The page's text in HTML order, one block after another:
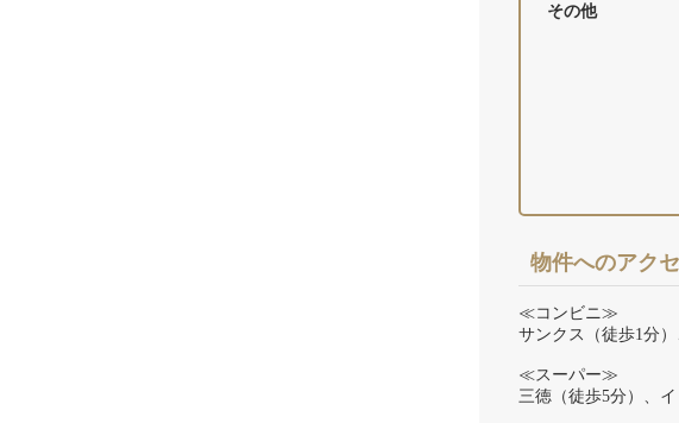
その他
物件へのアク
≪コンビニ≫
サンクス（徒歩1分
≪スーパー≫
三徳（徒歩5分）、